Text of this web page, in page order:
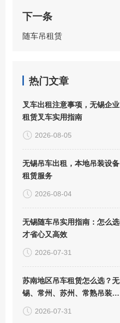
下一条
随车吊租赁
热门文章
叉车出租注意事项，无锡企业
租赁叉车实用指南
2026-08-05
无锡吊车出租，本地吊装设备
租赁服务
2026-08-04
无锡随车吊实用指南：怎么选
才省心又高效
2026-07-31
苏南地区吊车租赁怎么选？无
锡、常州、苏州、常熟吊装服
务指南
2026-07-31